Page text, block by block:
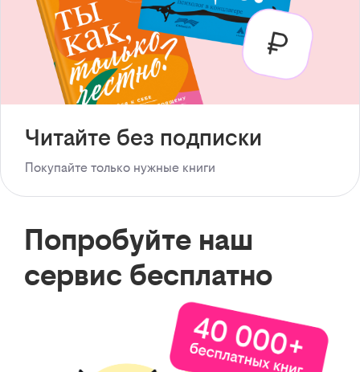
Читайте без подписки
Покупайте только нужные книги
Попробуйте наш
сервис бесплатно